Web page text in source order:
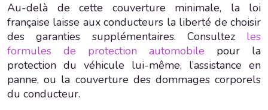
Au-delà de cette couverture minimale, la loi
française laisse aux conducteurs la liberté de choisir
des garanties supplémentaires. Consultez les
formules de protection automobile pour la
protection du véhicule lui-même, l’assistance en
panne, ou la couverture des dommages corporels
du conducteur.